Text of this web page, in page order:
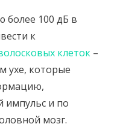
более 100 дБ в
к
клеток –
ухе, которые
импульс и по
мозг.